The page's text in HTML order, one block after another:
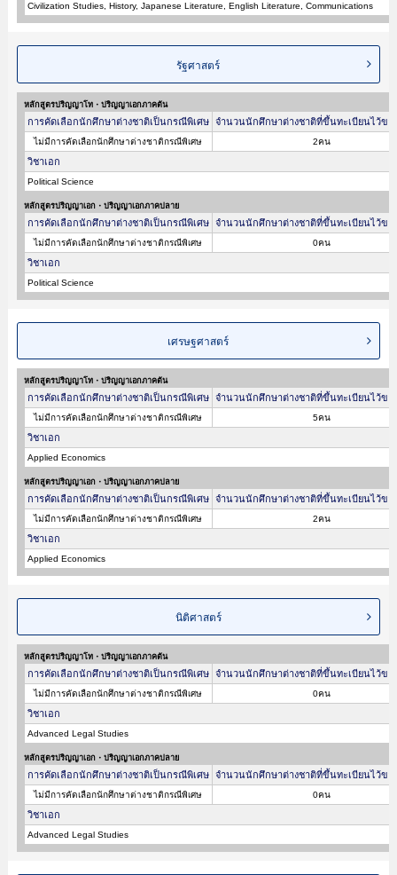
Civilization Studies, History, Japanese Literature, English Literature, Communications
รัฐศาสตร์
หลักสูตรปริญญาโท・ปริญญาเอกภาคต้น
การคัดเลือกนักศึกษาต่างชาติเป็นกรณีพิเศษ จำนวนนักศึกษาต่างชาติที่ขึ้นทะเบียนไว้ขอ
ไม่มีการคัดเลือกนักศึกษาต่างชาติกรณีพิเศษ 2คน
วิชาเอก
Political Science
หลักสูตรปริญญาเอก・ปริญญาเอกภาคปลาย
การคัดเลือกนักศึกษาต่างชาติเป็นกรณีพิเศษ จำนวนนักศึกษาต่างชาติที่ขึ้นทะเบียนไว้ขอ
ไม่มีการคัดเลือกนักศึกษาต่างชาติกรณีพิเศษ 0คน
วิชาเอก
Political Science
เศรษฐศาสตร์
หลักสูตรปริญญาโท・ปริญญาเอกภาคต้น
การคัดเลือกนักศึกษาต่างชาติเป็นกรณีพิเศษ จำนวนนักศึกษาต่างชาติที่ขึ้นทะเบียนไว้ขอ
ไม่มีการคัดเลือกนักศึกษาต่างชาติกรณีพิเศษ 5คน
วิชาเอก
Applied Economics
หลักสูตรปริญญาเอก・ปริญญาเอกภาคปลาย
การคัดเลือกนักศึกษาต่างชาติเป็นกรณีพิเศษ จำนวนนักศึกษาต่างชาติที่ขึ้นทะเบียนไว้ขอ
ไม่มีการคัดเลือกนักศึกษาต่างชาติกรณีพิเศษ 2คน
วิชาเอก
Applied Economics
นิติศาสตร์
หลักสูตรปริญญาโท・ปริญญาเอกภาคต้น
การคัดเลือกนักศึกษาต่างชาติเป็นกรณีพิเศษ จำนวนนักศึกษาต่างชาติที่ขึ้นทะเบียนไว้ขอ
ไม่มีการคัดเลือกนักศึกษาต่างชาติกรณีพิเศษ 0คน
วิชาเอก
Advanced Legal Studies
หลักสูตรปริญญาเอก・ปริญญาเอกภาคปลาย
การคัดเลือกนักศึกษาต่างชาติเป็นกรณีพิเศษ จำนวนนักศึกษาต่างชาติที่ขึ้นทะเบียนไว้ขอ
ไม่มีการคัดเลือกนักศึกษาต่างชาติกรณีพิเศษ 0คน
วิชาเอก
Advanced Legal Studies